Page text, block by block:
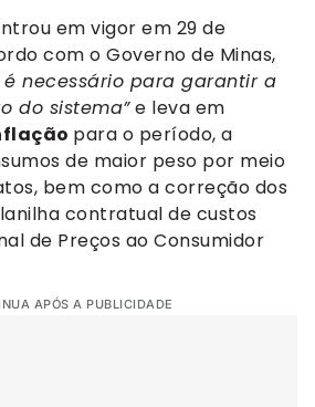
em vigor em 29 de
com o Governo de Minas,
é necessário para garantir a
do sistema”e leva em
para o período, a
de maior peso por meio
bem como a correção dos
contratual de custos
de Preços ao Consumidor
APÓS A PUBLICIDADE